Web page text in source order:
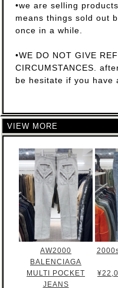
•we are selling
means things sold out
once in a while.
•WE DO NOT GIVE
CIRCUMSTANCES.
be hesitate if you have
VIEW MORE
AW2000
BALENCIAGA
MULTI POCKET
JEANS